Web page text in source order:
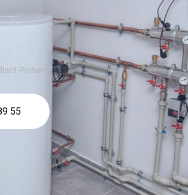
Poitiers
55